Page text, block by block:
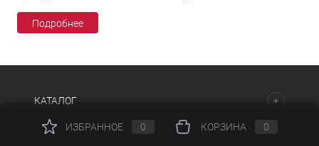
Подробнее
КАТАЛОГ
ИЗБРАННОЕ 0 КОРЗИНА 0